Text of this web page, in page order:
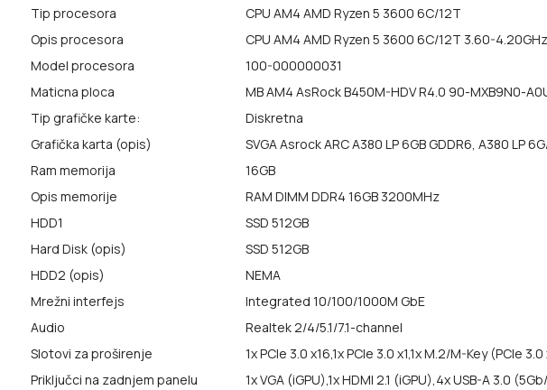
Tip procesora
CPU AM4 AMD Ryzen 5 3600 6C/12T
Opis procesora
CPU AM4 AMD Ryzen 5 3600 6C/12T 3.60-4.20GHz
Model procesora
100-000000031
Maticna ploca
MB AM4 AsRock B450M-HDV R4.0 90-MXB9N0-
Tip grafičke karte:
Diskretna
Grafička karta (opis)
SVGA Asrock ARC A380 LP 6GB GDDR6, A380 LP
Ram memorija
16GB
Opis memorije
RAM DIMM DDR4 16GB 3200MHz
HDD1
SSD 512GB
Hard Disk (opis)
SSD 512GB
HDD2 (opis)
NEMA
Mrežni interfejs
Integrated 10/100/1000M GbE
Audio
Realtek 2/4/5.1/7.1-channel
Slotovi za proširenje
1x PCIe 3.0 x16,1x PCIe 3.0 x1,1x M.2/M-Key (PCIe
Priključci na zadnjem panelu
1x VGA (iGPU),1x HDMI 2.1 (iGPU),4x USB-A 3.0